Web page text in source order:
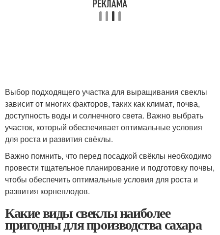
Выбор подходящего участка для выращивания свеклы
зависит от многих факторов, таких как климат, почва,
доступность воды и солнечного света. Важно выбрать
участок, который обеспечивает оптимальные условия
для роста и развития свёклы.
Важно помнить, что перед посадкой свёклы необходимо
провести тщательное планирование и подготовку почвы,
чтобы обеспечить оптимальные условия для роста и
развития корнеплодов.
Какие виды свеклы наиболее
пригодны для производства сахара